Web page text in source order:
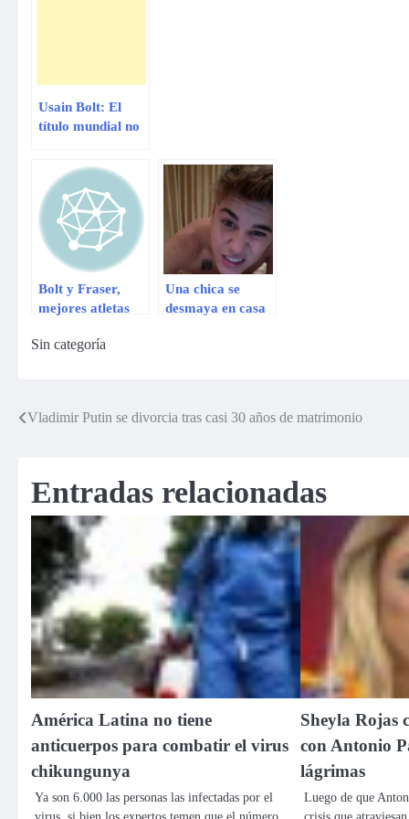
Usain Bolt: El
título mundial no
lo ocurrido en
Daegu
Bolt y Fraser,
mejores atletas
Una chica se
desmaya en casa
Sin categoría
Navegación
entradas
Vladimir Putin se divorcia tras casi 30 años de matrimonio
Entradas relacionadas
América Latina no tiene
anticuerpos para combatir el virus
chikungunya
Ya son 6.000 las personas las infectadas por el
virus, si bien los expertos temen que el número
Sheyla Rojas
con Antonio
lágrimas
Luego de que
crisis que